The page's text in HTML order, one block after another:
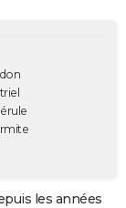
les années